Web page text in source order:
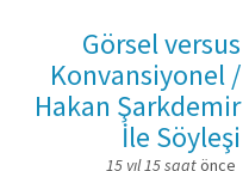
Görsel versus
Konvansiyonel /
Hakan Şarkdemir
İle Söyleşi
15 yıl 15 saatönce